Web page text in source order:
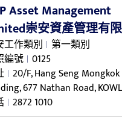
Asset Management
崇安資產管理有
工作類別 第一類別
編號 0125
20/F, Hang Seng Mongkok
677 Nathan Road,
2872 1010